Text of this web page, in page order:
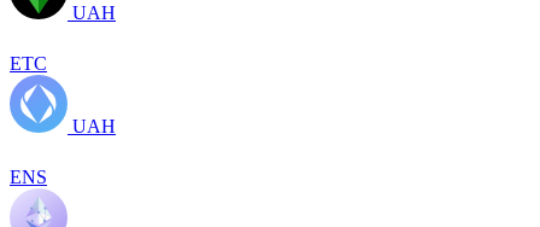
UAH
ETC
UAH
ENS